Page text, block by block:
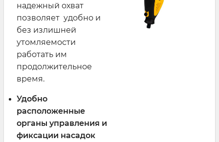
надежный охват
позволяет удобно и
без излишней
утомляемости
работать им
продолжительное
время.
Удобно
расположенные
органы управления и
фиксации насадок